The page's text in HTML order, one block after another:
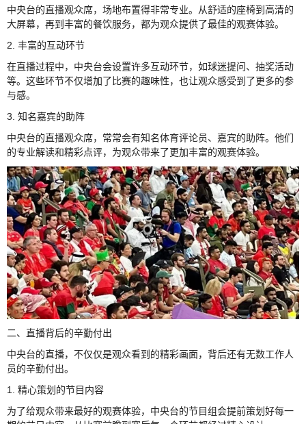
中央台的直播观众席，场地布置得非常专业。从舒适的座椅到高清的
大屏幕，再到丰富的餐饮服务，都为观众提供了最佳的观赛体验。
2. 丰富的互动环节
在直播过程中，中央台会设置许多互动环节，如球迷提问、抽奖活动
等。这些环节不仅增加了比赛的趣味性，也让观众感受到了更多的参
与感。
3. 知名嘉宾的助阵
中央台的直播观众席，常常会有知名体育评论员、嘉宾的助阵。他们
的专业解读和精彩点评，为观众带来了更加丰富的观赛体验。
二、直播背后的辛勤付出
中央台的直播，不仅仅是观众看到的精彩画面，背后还有无数工作人
员的辛勤付出。
1. 精心策划的节目内容
为了给观众带来最好的观赛体验，中央台的节目组会提前策划好每一